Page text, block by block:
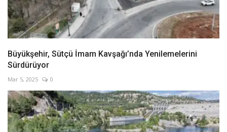
Büyükşehir, Sütçü İmam Kavşağı’nda Yenilemelerini
Sürdürüyor
Mar 5, 2025 0